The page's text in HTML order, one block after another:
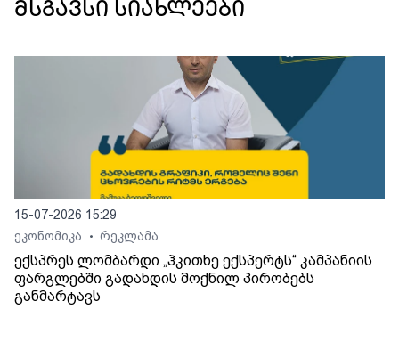
მსგავსი სიახლეები
15-07-2026 15:29
ეკონომიკა
• რეკლამა
ექსპრეს ლომბარდი „ჰკითხე ექსპერტს“ კამპანიის
ფარგლებში გადახდის მოქნილ პირობებს
განმარტავს